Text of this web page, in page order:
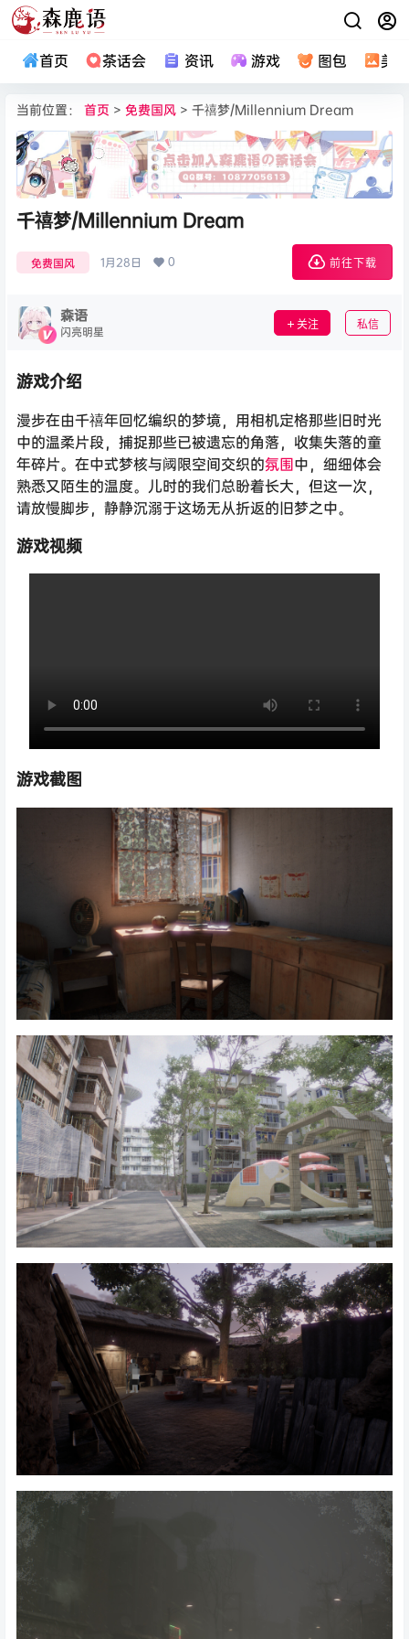
首页 茶话会 资讯 游戏 图包 美
当前位置： 首页 > 免费国风 > 千禧梦/Millennium Dream
千禧梦/Millennium Dream
免费国风 1月28日 0 前往下载
森语
闪亮明星 关注 私信
游戏介绍
漫步在由千禧年回忆编织的梦境，用相机定格那些旧时光
中的温柔片段，捕捉那些已被遗忘的角落，收集失落的童
年碎片。在中式梦核与阈限空间交织的氛围中，细细体会
熟悉又陌生的温度。儿时的我们总盼着长大，但这一次，
请放慢脚步，静静沉溺于这场无从折返的旧梦之中。
游戏视频
游戏截图